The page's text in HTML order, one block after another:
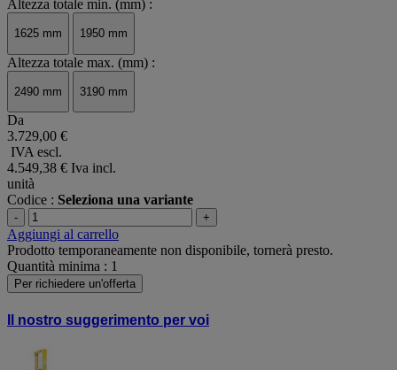
Altezza totale min. (mm) :
1625 mm 1950 mm
Altezza totale max. (mm) :
2490 mm 3190 mm
Da
3.729,00 €
IVA escl.
4.549,38 € Iva incl.
unità
Codice : Seleziona una variante
- +
Aggiungi al carrello
Prodotto temporaneamente non disponibile, tornerà presto.
Quantità minima : 1
Per richiedere un'offerta
Il nostro suggerimento per voi